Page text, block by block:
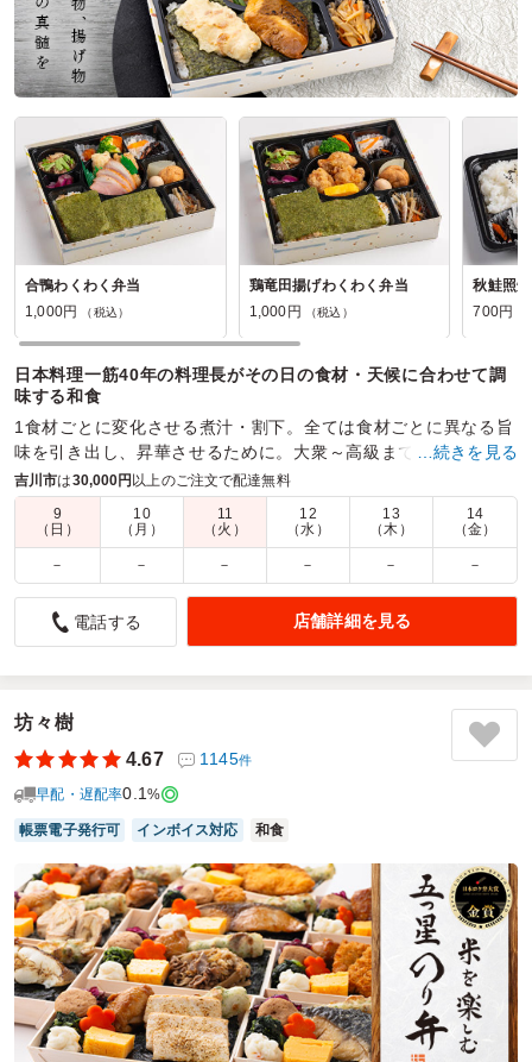
合鴨わくわく弁当
1,000円
（税込）
鶏竜田揚げわくわく弁当
1,000円
（税込）
秋鮭照
700円
日本料理一筋40年の料理長がその日の食材・天候に合わせて調
味する和食
1食材ごとに変化させる煮汁・割下。全ては食材ごとに異なる旨
味を引き出し、昇華させるために。大衆～高級まで、幅広い価
格の弁当をラインナップした、注文しやすい和弁当専門店。
商品数： 締切日時： 1日前15:00 価格帯：
540円～2,052円
配達時間：
1:30～19:00
合鴨の柔らかさが最高でした!!
5.0
で安心していただくことができました。
お弁当は全体的に大ボリュームでした。女性には少し多い気
もしましたが、質・量ともに男性には大満足だったと思いま
す。
ご利用シーン：会議・セミナー ›会議
参加者の年齢：
50代～60代男女比：男性多め
埼玉県吉川市旭2026/07/09
小粋な和食いなみつの口コミをもっと見る
…続きを見る
吉川市は30,000円 以上のご注文で配達無料
9
（日）
10
（月）
11
（火）
12
（水）
13
（木）
14
（金）
－ － － － － －
電話する 店舗詳細を見る
坊々樹
4.67
1145件
早配・遅配率0.1%
帳票電子発行可 インボイス対応 和食